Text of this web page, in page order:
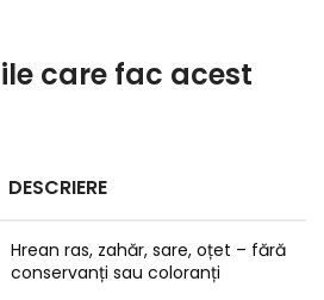
care fac acest
DESCRIERE
Hrean ras, zahăr, sare, oțet – fără
conservanți sau coloranți